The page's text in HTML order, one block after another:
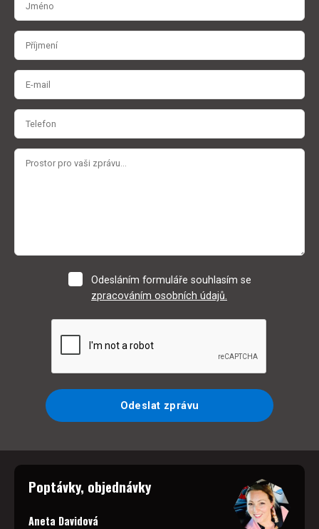
Odesláním formuláře souhlasím se
zpracováním osobních údajů.
Odeslat zprávu
Poptávky, objednávky
Aneta Davidová